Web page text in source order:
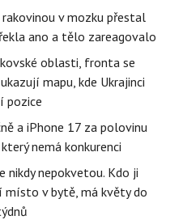
v mozku přestal
ano a tělo zareagovalo
oblasti, fronta se
mapu, kde Ukrajinci
pozice
a iPhone 17 za polovinu
nemá konkurenci
nikdy nepokvetou. Kdo ji
místo v bytě, má květy do